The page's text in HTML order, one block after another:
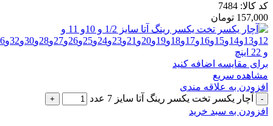
کد کالا: 7484
157,000 تومان
برای مقایسه اضافه کنید
مشاهده سریع
افزودن به علاقه مندی
آچار یکسر تخت یکسر رینگ آتا سایز 7 عدد
افزودن به سبد خرید